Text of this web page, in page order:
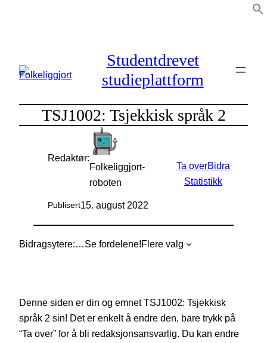
Studentdrevet
studieplattform
TSJ1002: Tsjekkisk språk 2
Redaktør:
Folkeliggjort-
roboten
Publisert15. august 2022
Ta overBidra
Statistikk
Bidragsytere: Se fordelene!Flere valg
Denne siden er din og emnet TSJ1002: Tsjekkisk
språk 2 sin! Det er enkelt å endre den, bare trykk på
“Ta over” for å bli redaksjonsansvarlig. Du kan endre